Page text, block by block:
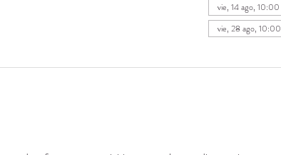
vie, 14 ago, 10:00
vie, 28 ago, 10:00